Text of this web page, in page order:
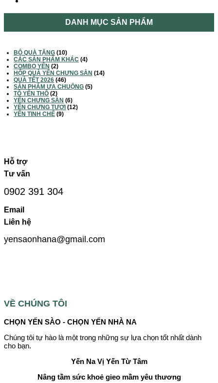
DANH MỤC SẢN PHẨM
BỘ QUÀ TẶNG (10)
CÁC SẢN PHẨM KHÁC (4)
COMBO YẾN (2)
HỘP QUÀ YẾN CHƯNG SẴN (14)
QUÀ TẾT 2026 (46)
SẢN PHẨM ƯA CHUỘNG (5)
TỔ YẾN THÔ (2)
YẾN CHƯNG SẴN (6)
YẾN CHƯNG TƯƠI (12)
YẾN TINH CHẾ (9)
Hỗ trợ
Tư vấn
0902 391 304
Email
Liên hệ
yensaonhana@gmail.com
VỀ CHÚNG TÔI
CHỌN YẾN SÀO - CHỌN YẾN NHÀ NA
Chúng tôi tự hào là một trong những sự lựa chọn tốt nhất dành
cho bạn.
Yến Na Vị Yến Từ Tâm
Nâng tầm sức khoẻ gieo mầm yêu thương